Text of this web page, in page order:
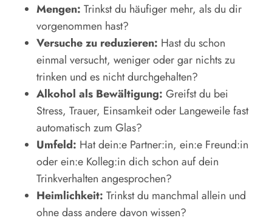
Mengen: Trinkst du häufiger mehr, als du dir
vorgenommen hast?
Versuche zu reduzieren: Hast du schon
einmal versucht, weniger oder gar nichts zu
trinken und es nicht durchgehalten?
Alkohol als Bewältigung: Greifst du bei
Stress, Trauer, Einsamkeit oder Langeweile fast
automatisch zum Glas?
Umfeld: Hat dein:e Partner:in, ein:e Freund:in
oder ein:e Kolleg:in dich schon auf dein
Trinkverhalten angesprochen?
Heimlichkeit: Trinkst du manchmal allein und
ohne dass andere davon wissen?